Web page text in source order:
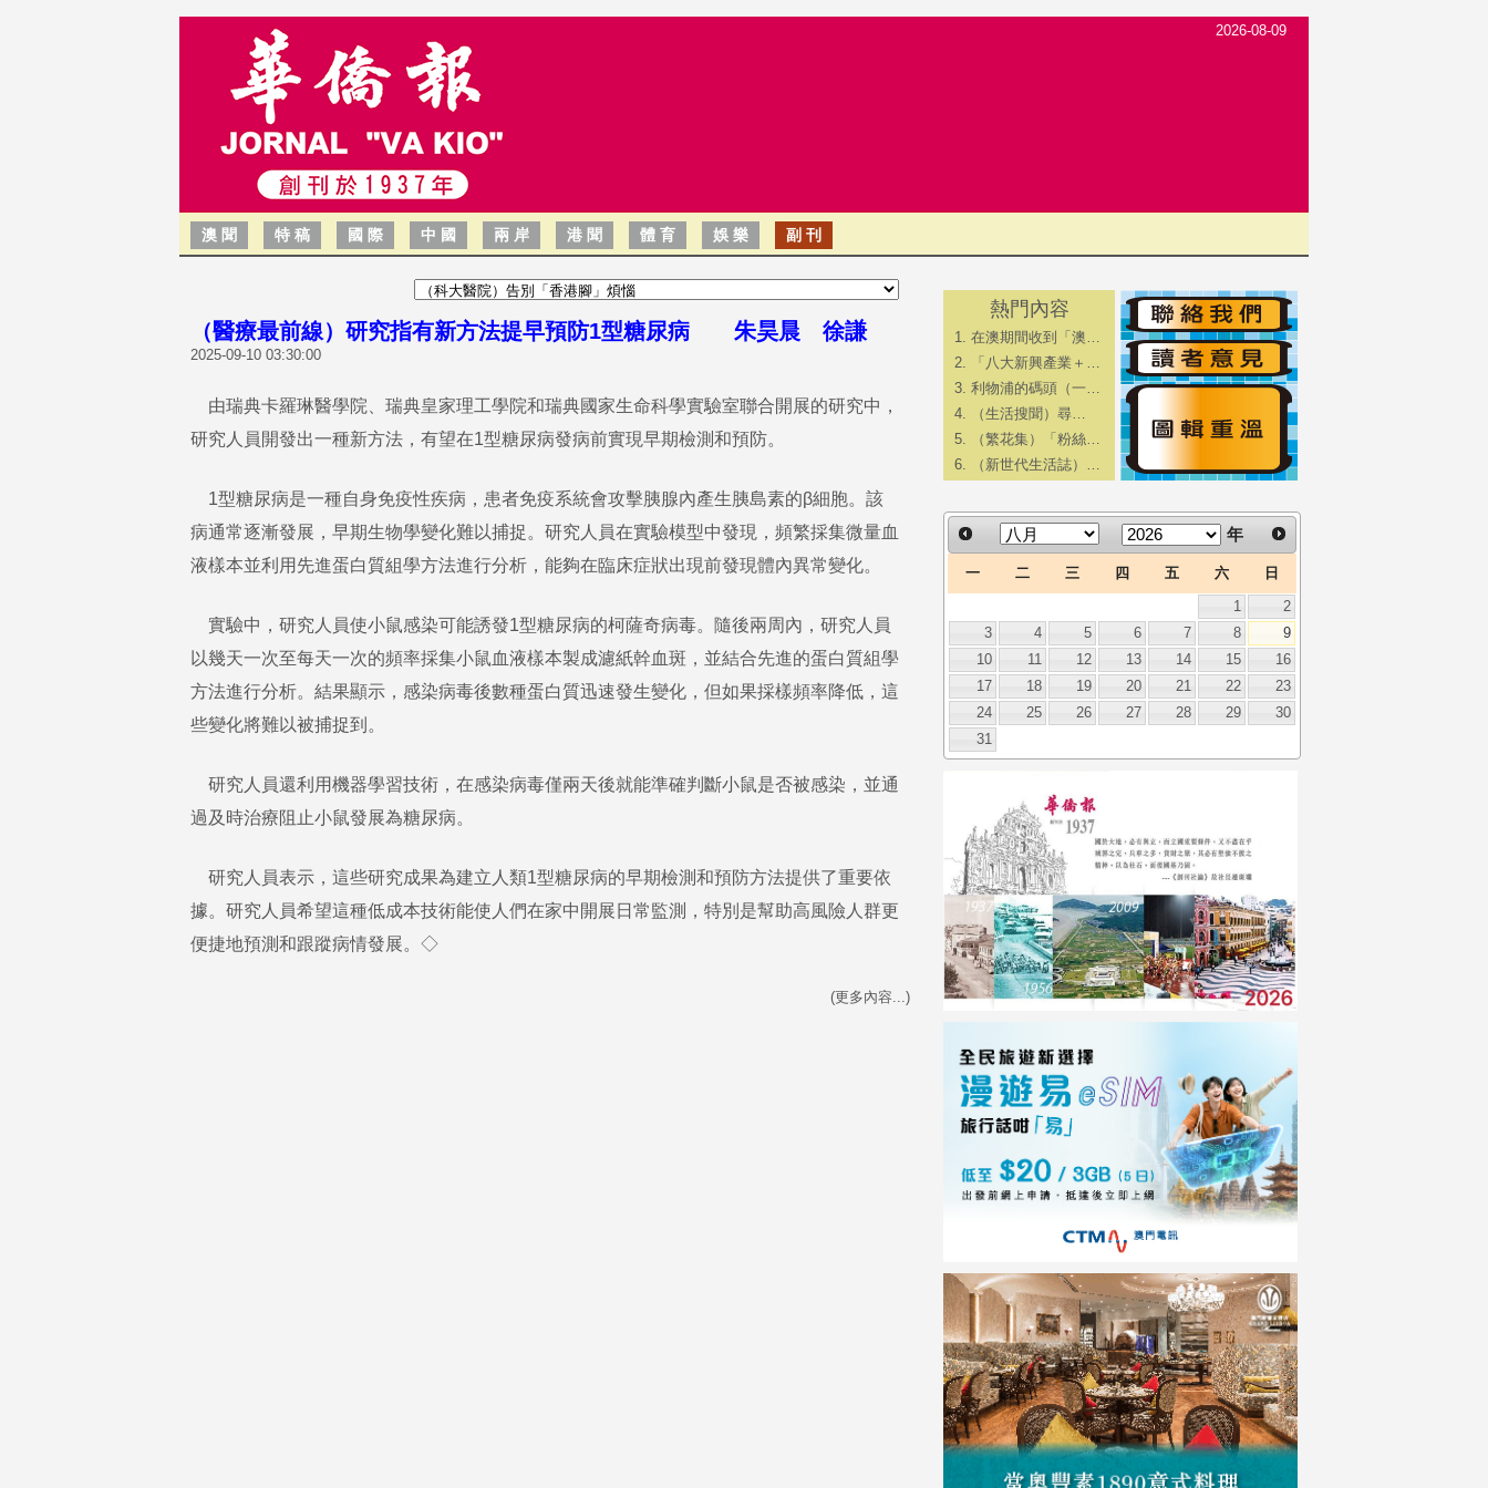
2026-08-09
澳 聞 特 稿 國 際 中 國 兩 岸 港 聞 體 育 娛 樂 副 刊
（醫療最前線）研究指有新方法提早預防1型糖尿病 朱昊晨 徐謙
2025-09-10 03:30:00
由瑞典卡羅琳醫學院、瑞典皇家理工學院和瑞典國家生命科學實驗室聯合開展的研究中，
研究人員開發出一種新方法，有望在1型糖尿病發病前實現早期檢測和預防。
1型糖尿病是一種自身免疫性疾病，患者免疫系統會攻擊胰腺內產生胰島素的β細胞。該
病通常逐漸發展，早期生物學變化難以捕捉。研究人員在實驗模型中發現，頻繁採集微量血
液樣本並利用先進蛋白質組學方法進行分析，能夠在臨床症狀出現前發現體內異常變化。
實驗中，研究人員使小鼠感染可能誘發1型糖尿病的柯薩奇病毒。隨後兩周內，研究人員
以幾天一次至每天一次的頻率採集小鼠血液樣本製成濾紙幹血斑，並結合先進的蛋白質組學
方法進行分析。結果顯示，感染病毒後數種蛋白質迅速發生變化，但如果採樣頻率降低，這
些變化將難以被捕捉到。
研究人員還利用機器學習技術，在感染病毒僅兩天後就能準確判斷小鼠是否被感染，並通
過及時治療阻止小鼠發展為糖尿病。
研究人員表示，這些研究成果為建立人類1型糖尿病的早期檢測和預防方法提供了重要依
據。研究人員希望這種低成本技術能使人們在家中開展日常監測，特別是幫助高風險人群更
便捷地預測和跟蹤病情發展。◇
(更多內容...)
熱門內容
在澳期間收到「澳…
「八大新興產業＋…
利物浦的碼頭（一…
​（生活搜聞）尋…
（繁花集）「粉絲…
（新世代生活誌）…
年
一 二 三 四 五 六 日
1
2
3
4 5 6 7 8
9
10
11 12 13 14 15
16
17
18 19 20 21 22
23
24
25 26 27 28 29
30
31